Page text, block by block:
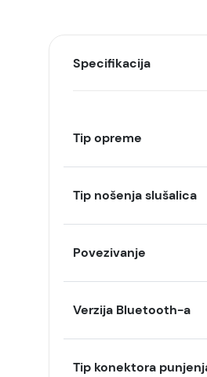
Specifikacija
Tip opreme
Tip nošenja slušalica
Povezivanje
Verzija Bluetooth-a
Tip konektora